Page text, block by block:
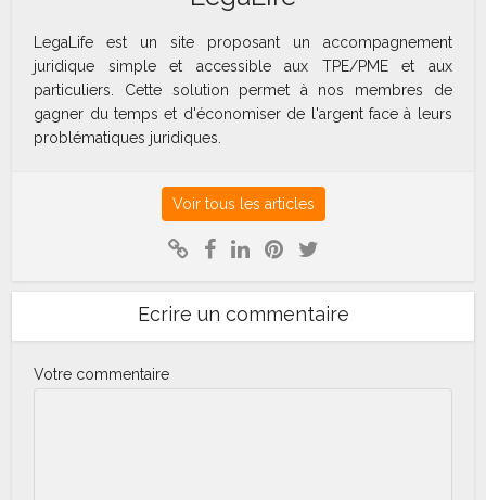
LegaLife est un site proposant un accompagnement
juridique simple et accessible aux TPE/PME et aux
particuliers. Cette solution permet à nos membres de
gagner du temps et d'économiser de l'argent face à leurs
problématiques juridiques.
Voir tous les articles
Ecrire un commentaire
Votre commentaire